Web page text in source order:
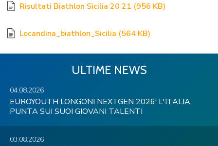
Risultati Biathlon Sicilia 20 21 (956 KB)
Locandina_biathlon_Sicilia (564 KB)
ULTIME NEWS
04.08.2026
EUROYOUTH LONGONI NEXTGEN 2026: L'ITALIA
PUNTA SUI SUOI GIOVANI TALENTI
03.08.2026